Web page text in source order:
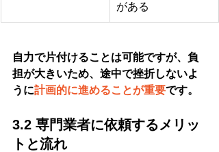
がある
自力で片付けることは可能ですが、負
担が大きいため、途中で挫折しないよ
うに計画的に進めることが重要です。
3.2 専門業者に依頼するメリッ
トと流れ